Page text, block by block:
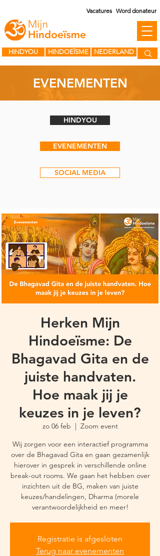
HINDOEÏSME
HINDYOU NEDERLAND
Vacatures Word donateur
EVENEMENTEN
HINDYOU
EVENEMENTEN
SOCIAL MEDIA
Herken Mijn
Hindoeïsme: De
Bhagavad Gita en de
juiste handvaten.
Hoe maak jij je
keuzes in je leven?
zo 06 feb
  |
Zoom event
Wij zorgen voor een interactief programma
over de Bhagavad Gita en gaan gezamenlijk
hierover in gesprek in verschillende online
break-out rooms. We gaan het hebben over
inzichten uit de BG, maken van juiste
keuzes/handelingen, Dharma (morele
verantwoordelijkheid en meer!
Registratie is afgesloten
Terug naar evenementen